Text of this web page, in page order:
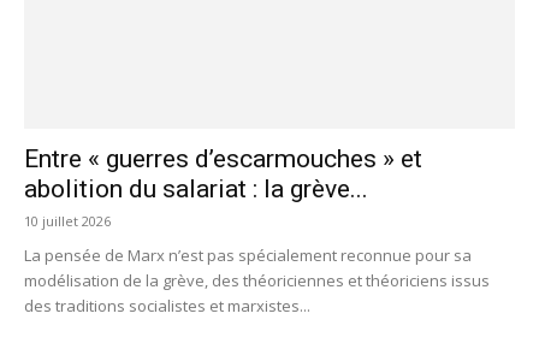
Entre « guerres d’escarmouches » et
abolition du salariat : la grève...
10 juillet 2026
La pensée de Marx n’est pas spécialement reconnue pour sa
modélisation de la grève, des théoriciennes et théoriciens issus
des traditions socialistes et marxistes...